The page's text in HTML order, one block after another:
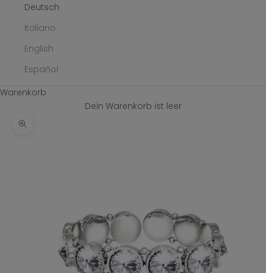
Deutsch
Italiano
English
Español
Warenkorb
Dein Warenkorb ist leer
Bild vergrößern